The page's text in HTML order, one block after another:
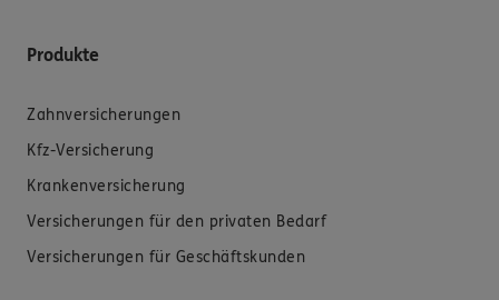
Produkte
Zahnversicherungen
Kfz-Versicherung
Krankenversicherung
Versicherungen für den privaten Bedarf
Versicherungen für Geschäftskunden